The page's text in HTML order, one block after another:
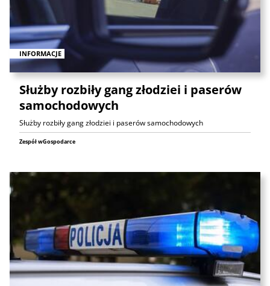
INFORMACJE
Służby rozbiły gang złodziei i paserów
samochodowych
Służby rozbiły gang złodziei i paserów samochodowych
Zespół wGospodarce